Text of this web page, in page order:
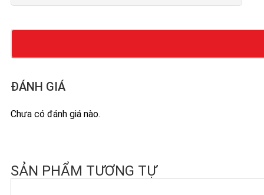
ĐÁNH GIÁ
Chưa có đánh giá nào.
SẢN PHẨM TƯƠNG TỰ